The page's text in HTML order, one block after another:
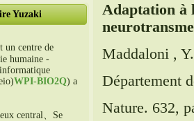
Yuzaki
un centre de
humaine -
WPI-BIO2Q) a
central、Se
Adaptation à
Maddaloni ,
Département
Nature. 632,